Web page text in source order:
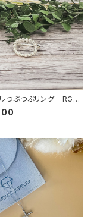
つぶつぶリング RG22